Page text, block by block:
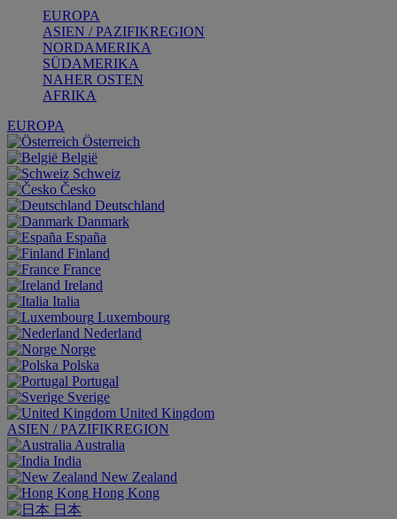
EUROPA
ASIEN / PAZIFIKREGION
NORDAMERIKA
SÜDAMERIKA
NAHER OSTEN
AFRIKA
EUROPA
Österreich
België
Schweiz
Česko
Deutschland
Danmark
España
Finland
France
Ireland
Italia
Luxembourg
Nederland
Norge
Polska
Portugal
Sverige
United Kingdom
ASIEN / PAZIFIKREGION
Australia
India
New Zealand
Hong Kong
日本